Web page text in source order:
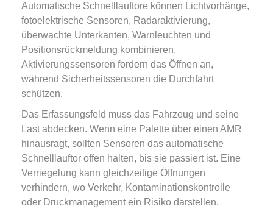
Automatische Schnelllauftore können Lichtvorhänge,
fotoelektrische Sensoren, Radaraktivierung,
überwachte Unterkanten, Warnleuchten und
Positionsrückmeldung kombinieren.
Aktivierungssensoren fordern das Öffnen an,
während Sicherheitssensoren die Durchfahrt
schützen.
Das Erfassungsfeld muss das Fahrzeug und seine
Last abdecken. Wenn eine Palette über einen AMR
hinausragt, sollten Sensoren das automatische
Schnelllauftor offen halten, bis sie passiert ist. Eine
Verriegelung kann gleichzeitige Öffnungen
verhindern, wo Verkehr, Kontaminationskontrolle
oder Druckmanagement ein Risiko darstellen.